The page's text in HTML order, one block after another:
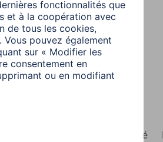
Déclarations de conformité